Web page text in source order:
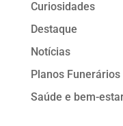
k
Curiosidades
Destaque
Notícias
Planos Funerários
Saúde e bem-